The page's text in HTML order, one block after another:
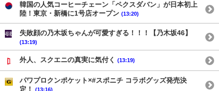
韓国の人気コーヒーチェーン「ペクスダバン」が日本初上
陸！東京・新橋に1号店オープン (13:20)
失敗顔の乃木坂ちゃんが可愛すぎる！！！【乃木坂46】
(13:19)
外人、スクエニの真実に気付く (13:19)
パワプロクンポケット×#スポニチ コラボグッズ発売決
定！
(13:16)